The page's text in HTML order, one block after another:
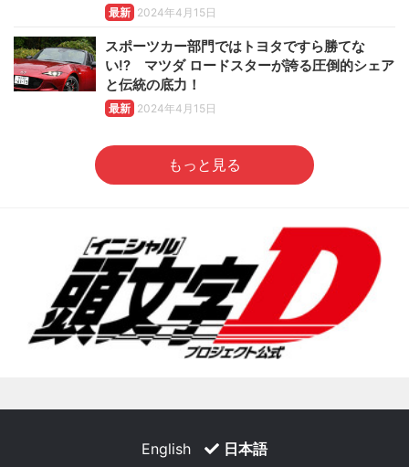
最新 2024年4月15日
スポーツカー部門ではトヨタですら勝てな
い!? マツダ ロードスターが誇る圧倒的シェア
と伝統の底力！
最新 2024年4月15日
もっと見る
English 日本語